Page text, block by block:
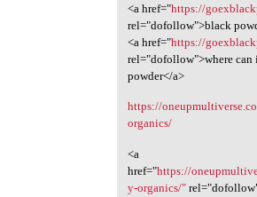
<a href="https://
rel="dofollow">black
<a href="https://
rel="dofollow">where can
powder</a>
https://
organics/
<a
href="https://
y-organics/"